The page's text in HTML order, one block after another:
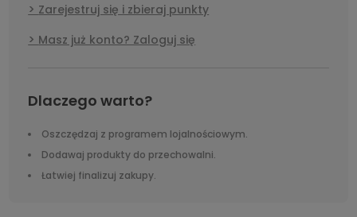
Zarejestruj się i zbieraj punkty
Masz już konto? Zaloguj się
Dlaczego warto?
Oszczędzaj z programem lojalnościowym.
Dodawaj produkty do przechowalni.
Łatwiej finalizuj zakupy.